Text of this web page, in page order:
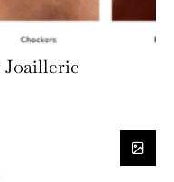
Joaillerie